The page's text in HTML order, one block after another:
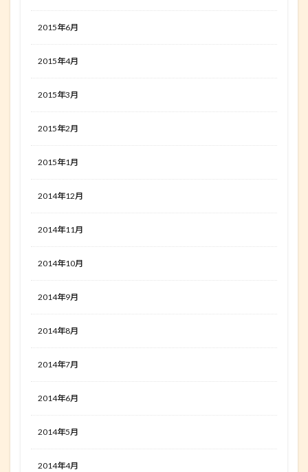
2015年6月
2015年4月
2015年3月
2015年2月
2015年1月
2014年12月
2014年11月
2014年10月
2014年9月
2014年8月
2014年7月
2014年6月
2014年5月
2014年4月